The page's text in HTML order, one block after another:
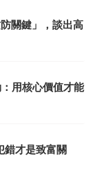
關鍵」，談出高
用核心價值才能
錯才是致富關